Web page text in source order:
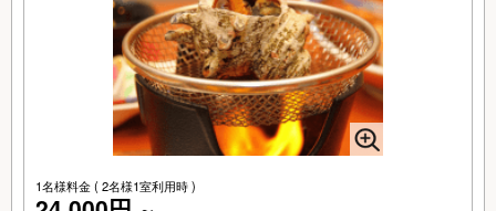
1名様料金( 2名様1室利用時 )